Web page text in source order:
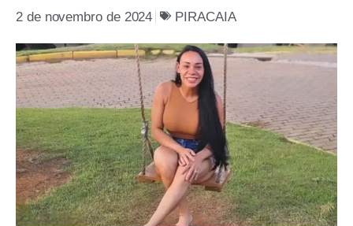
2 de novembro de 2024 PIRACAIA